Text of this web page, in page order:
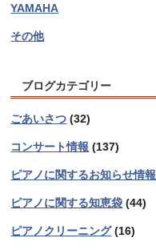
YAMAHA
その他
ブログカテゴリー
ごあいさつ (32)
コンサート情報 (137)
ピアノに関するお知らせ情報
ピアノに関する知恵袋 (44)
ピアノクリーニング(16)